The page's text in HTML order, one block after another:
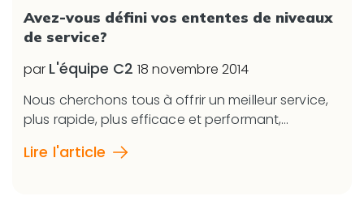
Avez-vous défini vos ententes de niveaux
de service?
par L'équipe C2 18 novembre 2014
Nous cherchons tous à offrir un meilleur service,
plus rapide, plus efficace et performant,...
Lire l'article